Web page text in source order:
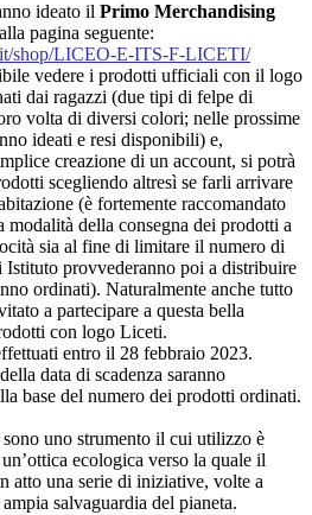
ideato il Primo Merchandising
pagina seguente:
shop/LICEO-E-ITS-F-LICETI/
vedere i prodotti ufficiali con il logo
dai ragazzi (due tipi di felpe di
volta di diversi colori; nelle prossime
ideati e resi disponibili) e,
creazione di un account, si potrà
scegliendo altresì se farli arrivare
(è fortemente raccomandato
modalità della consegna dei prodotti a
sia al fine di limitare il numero di
Istituto provvederanno poi a distribuire
ordinati). Naturalmente anche tutto
a partecipare a questa bella
con logo Liceti.
entro il 28 febbraio 2023.
data di scadenza saranno
base del numero dei prodotti ordinati.
uno strumento il cui utilizzo è
ecologica verso la quale il
atto una serie di iniziative, volte a
salvaguardia del pianeta.